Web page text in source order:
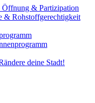
Öffnung & Partizipation
& Rohstoffgerechtigkeit
deine Stadt!